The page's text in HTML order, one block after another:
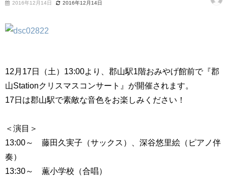
2016年12月14日 2016年12月14日
12月17日（土）13:00より、郡山駅1階おみやげ館前で『郡
山Stationクリスマスコンサート』が開催されます。
17日は郡山駅で素敵な音色をお楽しみください！
＜演目＞
13:00～ 藤田久実子（サックス）、深谷悠里絵（ピアノ伴
奏）
13:30～ 薫小学校（合唱）